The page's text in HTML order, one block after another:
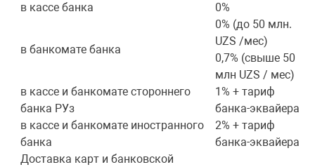
в кассе банка
0%
в банкомате банка
0% (до 50 млн.
UZS /мес)
0,7% (свыше 50
млн UZS / мес)
в кассе и банкомате стороннего
банка РУз
1% + тариф
банка-эквайера
в кассе и банкомате иностранного
банка
2% + тариф
банка-эквайера
Доставка карт и банковской